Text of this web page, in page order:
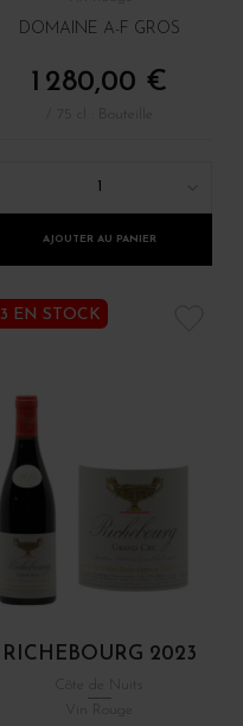
DOMAINE A-F GROS
1 280,00 €
1
AJOUTER AU PANIER
3 EN STOCK
RICHEBOURG 2023